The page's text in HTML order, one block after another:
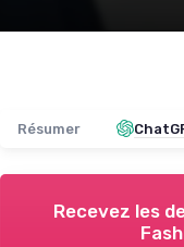
Résumer
Recevez les